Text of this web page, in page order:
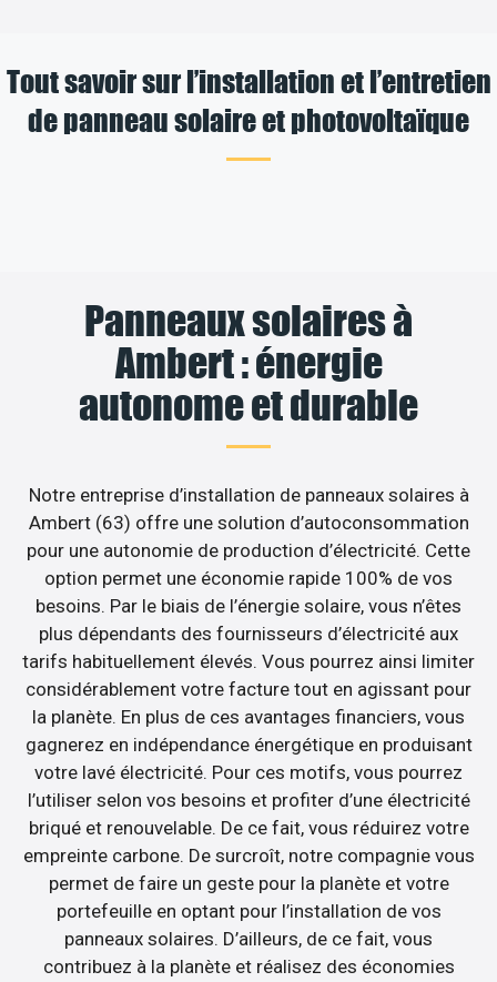
Tout savoir sur l’installation et l’entretien
de panneau solaire et photovoltaïque
Panneaux solaires à
Ambert : énergie
autonome et durable
Notre entreprise d’installation de panneaux solaires à
Ambert (63) offre une solution d’autoconsommation
pour une autonomie de production d’électricité. Cette
option permet une économie rapide 100% de vos
besoins. Par le biais de l’énergie solaire, vous n’êtes
plus dépendants des fournisseurs d’électricité aux
tarifs habituellement élevés. Vous pourrez ainsi limiter
considérablement votre facture tout en agissant pour
la planète. En plus de ces avantages financiers, vous
gagnerez en indépendance énergétique en produisant
votre lavé électricité. Pour ces motifs, vous pourrez
l’utiliser selon vos besoins et profiter d’une électricité
briqué et renouvelable. De ce fait, vous réduirez votre
empreinte carbone. De surcroît, notre compagnie vous
permet de faire un geste pour la planète et votre
portefeuille en optant pour l’installation de vos
panneaux solaires. D’ailleurs, de ce fait, vous
contribuez à la planète et réalisez des économies